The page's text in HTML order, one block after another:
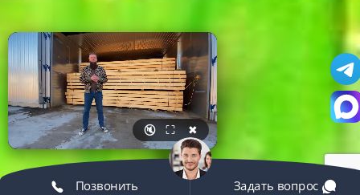
🔇 ⛶ ✖
Позвонить Задать вопрос